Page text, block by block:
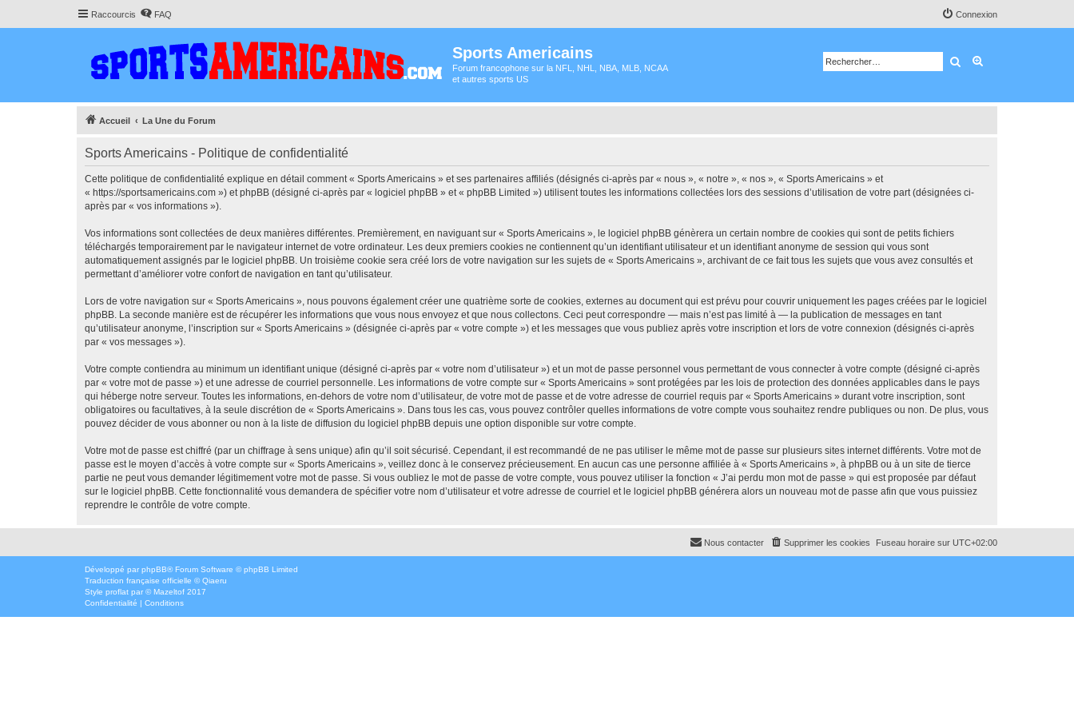
Raccourcis FAQ Connexion
Sports Americains
Forum francophone sur la NFL, NHL, NBA, MLB, NCAA
et autres sports US
Rechercher
Accueil La Une du Forum
Sports Americains - Politique de confidentialité
Cette politique de confidentialité explique en détail comment « Sports Americains » et ses partenaires affiliés (désignés ci-après par « nous », « notre », « nos », « Sports Americains » et
« https://sportsamericains.com ») et phpBB (désigné ci-après par « logiciel phpBB » et « phpBB Limited ») utilisent toutes les informations collectées lors des sessions d’utilisation de votre part (désignées ci-
après par « vos informations »).
Vos informations sont collectées de deux manières différentes. Premièrement, en naviguant sur « Sports Americains », le logiciel phpBB génèrera un certain nombre de cookies qui sont de petits fichiers
téléchargés temporairement par le navigateur internet de votre ordinateur. Les deux premiers cookies ne contiennent qu’un identifiant utilisateur et un identifiant anonyme de session qui vous sont
automatiquement assignés par le logiciel phpBB. Un troisième cookie sera créé lors de votre navigation sur les sujets de « Sports Americains », archivant de ce fait tous les sujets que vous avez consultés et
permettant d’améliorer votre confort de navigation en tant qu’utilisateur.
Lors de votre navigation sur « Sports Americains », nous pouvons également créer une quatrième sorte de cookies, externes au document qui est prévu pour couvrir uniquement les pages créées par le logiciel
phpBB. La seconde manière est de récupérer les informations que vous nous envoyez et que nous collectons. Ceci peut correspondre — mais n’est pas limité à — la publication de messages en tant
qu’utilisateur anonyme, l’inscription sur « Sports Americains » (désignée ci-après par « votre compte ») et les messages que vous publiez après votre inscription et lors de votre connexion (désignés ci-après
par « vos messages »).
Votre compte contiendra au minimum un identifiant unique (désigné ci-après par « votre nom d’utilisateur ») et un mot de passe personnel vous permettant de vous connecter à votre compte (désigné ci-après
par « votre mot de passe ») et une adresse de courriel personnelle. Les informations de votre compte sur « Sports Americains » sont protégées par les lois de protection des données applicables dans le pays
qui héberge notre serveur. Toutes les informations, en-dehors de votre nom d’utilisateur, de votre mot de passe et de votre adresse de courriel requis par « Sports Americains » durant votre inscription, sont
obligatoires ou facultatives, à la seule discrétion de « Sports Americains ». Dans tous les cas, vous pouvez contrôler quelles informations de votre compte vous souhaitez rendre publiques ou non. De plus, vous
pouvez décider de vous abonner ou non à la liste de diffusion du logiciel phpBB depuis une option disponible sur votre compte.
Votre mot de passe est chiffré (par un chiffrage à sens unique) afin qu’il soit sécurisé. Cependant, il est recommandé de ne pas utiliser le même mot de passe sur plusieurs sites internet différents. Votre mot de
passe est le moyen d’accès à votre compte sur « Sports Americains », veillez donc à le conservez précieusement. En aucun cas une personne affiliée à « Sports Americains », à phpBB ou à un site de tierce
partie ne peut vous demander légitimement votre mot de passe. Si vous oubliez le mot de passe de votre compte, vous pouvez utiliser la fonction « J’ai perdu mon mot de passe » qui est proposée par défaut
sur le logiciel phpBB. Cette fonctionnalité vous demandera de spécifier votre nom d’utilisateur et votre adresse de courriel et le logiciel phpBB générera alors un nouveau mot de passe afin que vous puissiez
reprendre le contrôle de votre compte.
Fuseau horaire sur UTC+02:00
Supprimer les cookies
Nous contacter
Développé par phpBB® Forum Software © phpBB Limited
Traduction française officielle ©Qiaeru
Style proflat par ©Mazeltof 2017
Confidentialité | Conditions